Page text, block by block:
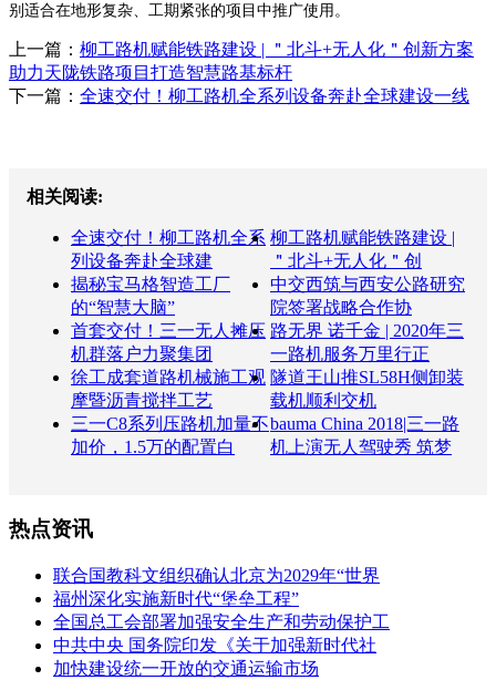
别适合在地形复杂、工期紧张的项目中推广使用。
上一篇： 柳工路机赋能铁路建设 | ＂北斗+无人化＂创新方案
助力天陇铁路项目打造智慧路基标杆
下一篇： 全速交付！柳工路机全系列设备奔赴全球建设一线
相关阅读:
全速交付！柳工路机全系
列设备奔赴全球建
柳工路机赋能铁路建设 |
＂北斗+无人化＂创
揭秘宝马格智造工厂
的“智慧大脑”
中交西筑与西安公路研究
院签署战略合作协
首套交付！三一无人摊压
机群落户力聚集团
路无界 诺千金 | 2020年三
一路机服务万里行正
徐工成套道路机械施工观
摩暨沥青搅拌工艺
隧道王山推SL58H侧卸装
载机顺利交机
三一C8系列压路机加量不
加价，1.5万的配置白
bauma China 2018|三一路
机上演无人驾驶秀 筑梦
热点资讯
联合国教科文组织确认北京为2029年“世界
福州深化实施新时代“堡垒工程”
全国总工会部署加强安全生产和劳动保护工
中共中央 国务院印发《关于加强新时代社
加快建设统一开放的交通运输市场